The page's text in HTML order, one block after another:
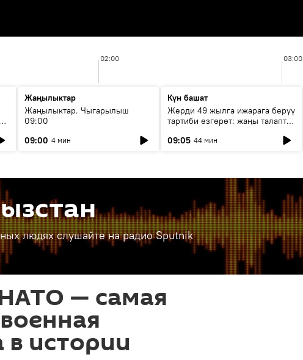
02:00 03:00
Жаңылыктар
Жаңылыктар. Чыгарылыш
09:00
09:00 4 мин
Күн башат
Жерди 49 жылга ижарага берүү
тартиби өзгөрөт: жаңы талаптар
09:05 44 мин
людях слушайте на радио Sputnik
— самая
истории